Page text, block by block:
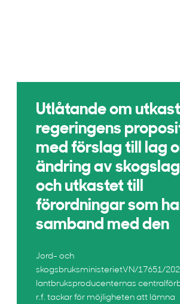
Utlåtande om
regeringens
med förslag till lag
ändring av
och utkastet till
förordningar som
samband med den
Jord- och
skogsbruksministerietVN/17651/
lantbruksproducenternas
r.f. tackar för möjligheten att lämna